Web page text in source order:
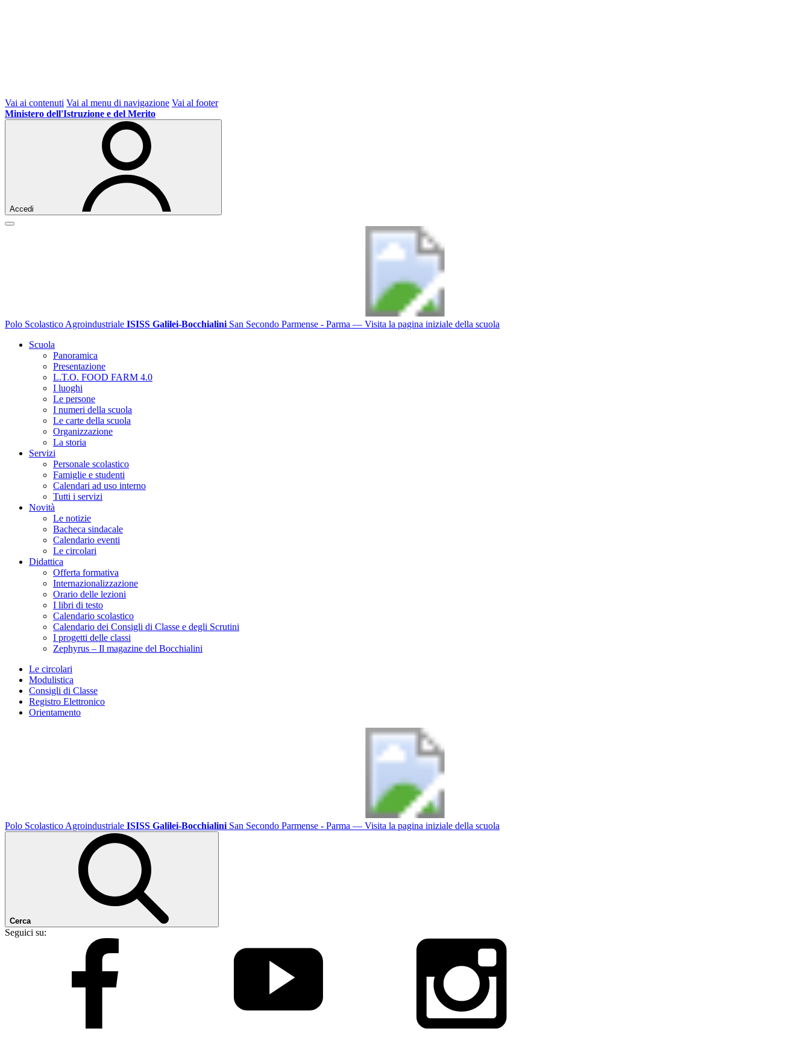
Vai ai contenuti Vai al menu di navigazione Vai al footer
Ministero dell'Istruzione e del Merito
Accedi
Polo Scolastico Agroindustriale ISISS Galilei-Bocchialini San Secondo Parmense - Parma — Visita la pagina iniziale della scuola
Scuola
Panoramica
Presentazione
L.T.O. FOOD FARM 4.0
I luoghi
Le persone
I numeri della scuola
Le carte della scuola
Organizzazione
La storia
Servizi
Personale scolastico
Famiglie e studenti
Calendari ad uso interno
Tutti i servizi
Novità
Le notizie
Bacheca sindacale
Calendario eventi
Le circolari
Didattica
Offerta formativa
Internazionalizzazione
Orario delle lezioni
I libri di testo
Calendario scolastico
Calendario dei Consigli di Classe e degli Scrutini
I progetti delle classi
Zephyrus – Il magazine del Bocchialini
Le circolari
Modulistica
Consigli di Classe
Registro Elettronico
Orientamento
Polo Scolastico Agroindustriale ISISS Galilei-Bocchialini San Secondo Parmense - Parma — Visita la pagina iniziale della scuola
Cerca
Seguici su: